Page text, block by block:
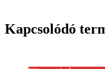
Kapcsolódó